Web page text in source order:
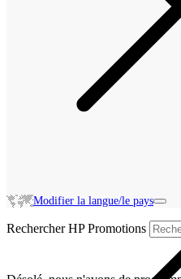
Modifier la langue/le pays
Rechercher HP Promotions